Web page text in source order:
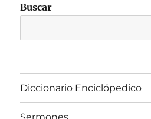
Buscar
Diccionario Enciclópedico